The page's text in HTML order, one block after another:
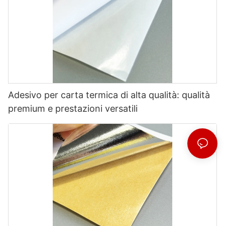
Adesivo per carta termica di alta qualità: qualità
premium e prestazioni versatili